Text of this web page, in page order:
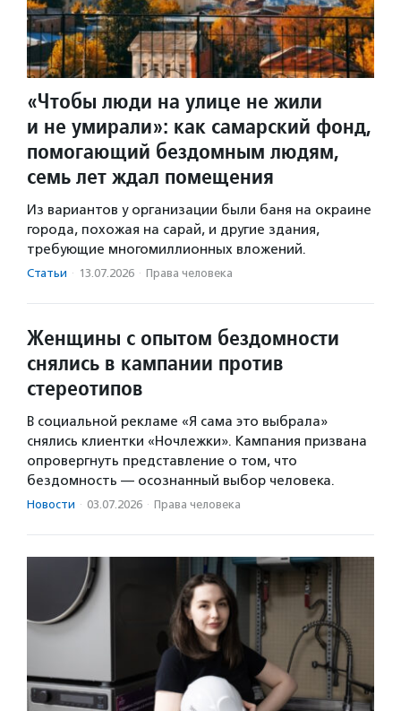
«Чтобы люди на улице не жили
и не умирали»: как самарский фонд,
помогающий бездомным людям,
семь лет ждал помещения
Из вариантов у организации были баня на окраине
города, похожая на сарай, и другие здания,
требующие многомиллионных вложений.
Статьи · 13.07.2026 · Права человека
Женщины с опытом бездомности
снялись в кампании против
стереотипов
В социальной рекламе «Я сама это выбрала»
снялись клиентки «Ночлежки». Кампания призвана
опровергнуть представление о том, что
бездомность — осознанный выбор человека.
Новости · 03.07.2026 · Права человека